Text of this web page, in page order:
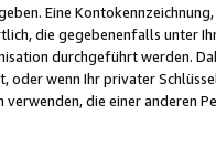
Eine
die gegebenenfalls unter
durchgeführt werden.
oder wenn Ihr privater
die einer anderen